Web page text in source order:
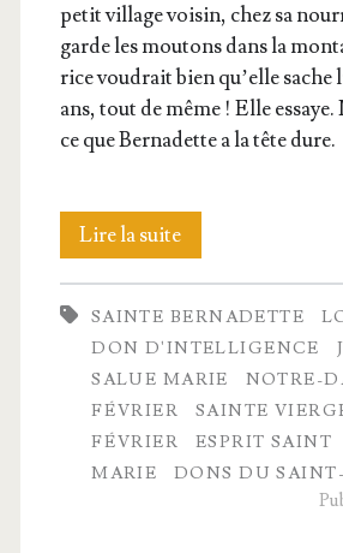
petit vil­lage voi­sin, chez sa
garde les mou­tons dans la
rice vou­drait bien qu’elle sache
ans, tout de même ! Elle essaye.
ce que Ber­na­dette a la tête dure.
Lire la suiteLe
don
d’intelligence
SAINTE BERNADETTE
DON D'INTELLIGENCE
SALUE MARIE
NOTRE-
FÉVRIER
SAINTE
FÉVRIER
ESPRIT SAINT
MARIE
DONS DU